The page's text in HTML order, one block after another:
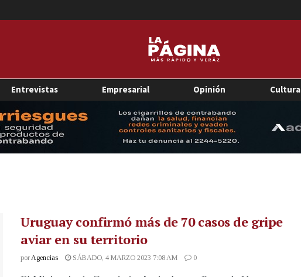
Entrevistas Empresarial Opinión Cultura
Uruguay confirmó más de 70 casos de gripe
aviar en su territorio
porAgencias SÁBADO, 4 MARZO 2023 7:08 AM 0